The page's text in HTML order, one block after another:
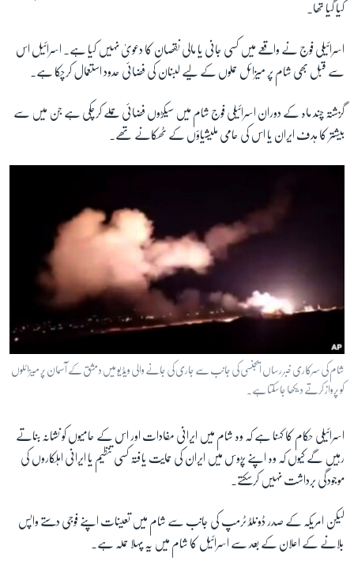
کیا گیا تھا۔
اسرائیلی فوج نے واقعے میں کسی جانی یا مالی نقصان کا دعویٰ نہیں کیا ہے۔ اسرائیل اس
سے قبل بھی شام پر میزائل حملوں کے لیے لبنان کی فضائی حدود استعمال کرچکا ہے۔
گزشتہ چند ماہ کے دوران اسرائیلی فوج شام میں سیکڑوں فضائی حملے کرچکی ہے جن میں سے
بیشتر کا ہدف ایران یا اس کی حامی ملیشیاؤں کے ٹھکانے تھے۔
شام کی سرکاری خبر رساں ایجنسی کی جانب سے جاری کی جانے والی ویڈیو میں دمشق کے آسمان پر میزائلوں
کو پرواز کرتے دیکھا جاسکتا ہے۔
اسرائیلی حکام کا کہنا ہے کہ وہ شام میں ایرانی مفادات اور اس کے حامیوں کو نشانہ بناتے
رہیں گے کیوں کہ وہ اپنے پڑوس میں ایران کی حمایت یافتہ کسی تنظیم یا ایرانی اہلکاروں کی
موجودگی برداشت نہیں کرسکتے۔
لیکن امریکہ کے صدر ڈونلڈ ٹرمپ کی جانب سے شام میں تعینات اپنے فوجی دستے واپس
بلانے کے اعلان کے بعد سے اسرائیل کا شام میں یہ پہلا حملہ ہے۔